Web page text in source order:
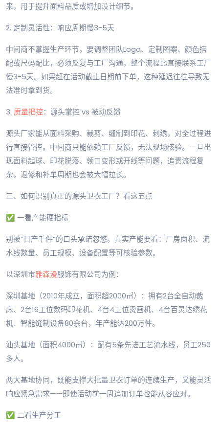
来，用于提升面料品质或增加设计细节。
2. 定制灵活性：响应周期慢3-5天
中间商不掌握生产环节，要调整团队Logo、定制图案、颜色搭
配或尺码配比，必须反复与工厂沟通，整个流程比直接联系工厂
慢3-5天。如果赶在活动截止日期前下单，这种延迟往往导致无
法准时拿到货。
3. 质量把控：源头掌控 vs 被动反馈
源头厂家能从面料采购、裁剪、缝制到印花、刺绣，对全过程进
行直接管控。中间商只能依赖工厂反馈，无法现场核验。一旦出
现面料起球、印花脱落、领口变形或开线等问题，追责流程复
杂，返修和补单周期也会被大幅拉长。
三、如何识别真正的源头卫衣工厂？看这五点
✅ 一看产能硬指标
别被“日产千件”的口头承诺忽悠。真实产能要看：厂房面积、流
水线数量、员工规模、设备配置等可核验参数。
以深圳市雅森漫服饰有限公司为例：
深圳基地（2010年成立，面积超2000㎡）：拥有2台全自动裁
床、2台16工位数码印花机、4台4工位烫画机、4台百灵达绣花
机、智能缝制设备80余台，年产能达200万件。
汕头基地（面积4000㎡）：配有5条先进工艺流水线，员工250
多人。
两大基地协同，既能支撑大批量卫衣订单的连续生产，又能灵活
响应紧急需求——即使活动前一周追加订单也能从容应对。
✅ 二看生产分工